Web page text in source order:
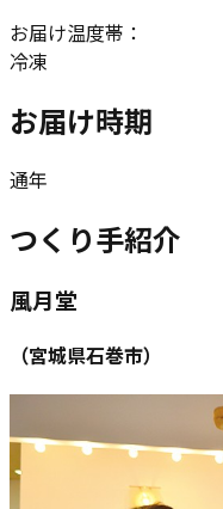
お届け温度帯：
冷凍
お届け時期
通年
つくり手紹介
風月堂
（宮城県石巻市）